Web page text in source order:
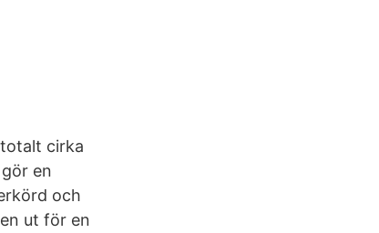
cirka
en
och
ut för en